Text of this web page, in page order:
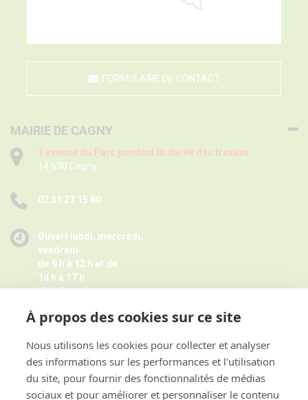
FORMULAIRE DE CONTACT
MAIRIE DE CAGNY
1 avenue du Parc pendant la durée des travaux
14 630 Cagny
02 31 27 15 80
Ouvert lundi, mercredi,
vendredi
de 9 h à 12 h et de
14 h à 17 h
Mardi
Jeudi de 14 h à 17 h -Fermé pendant les petites vacances
Horaires juillet août ici
et sur rendez-vous
À propos des cookies sur ce site
Nous utilisons les cookies pour collecter et analyser
des informations sur les performances et l'utilisation
du site, pour fournir des fonctionnalités de médias
sociaux et pour améliorer et personnaliser le contenu